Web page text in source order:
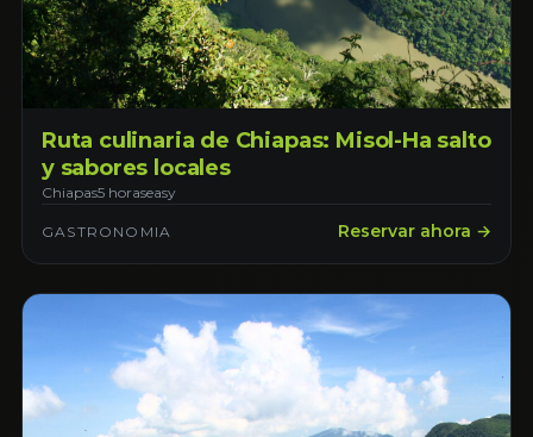
Ruta culinaria de Chiapas: Misol-Ha salto
y sabores locales
Chiapas5 horaseasy
GASTRONOMIA Reservar ahora →